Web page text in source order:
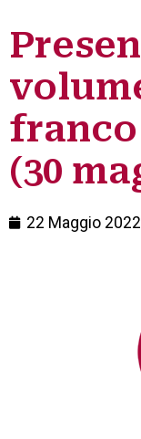
franco
(30
22 Maggio 2022